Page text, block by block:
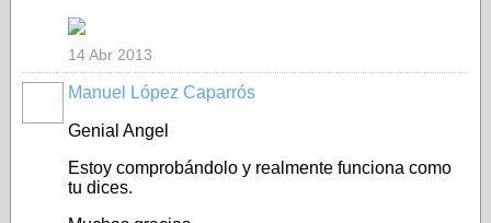
14 Abr 2013
Manuel López Caparrós
Genial Angel
Estoy comprobándolo y realmente funciona como
tu dices.